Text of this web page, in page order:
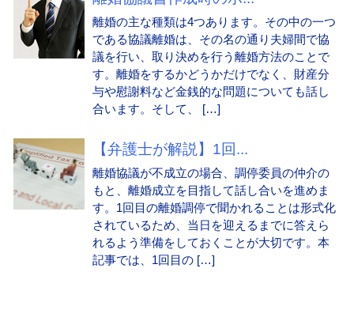
離婚の主な種類は4つあります。その中の一つ
である協議離婚は、その名の通り夫婦間で協
議を行い、取り決めを行う離婚方法のことで
す。離婚をするかどうかだけでなく、財産分
与や慰謝料など金銭的な問題についても話し
合います。そして、 […]
【弁護士が解説】1回...
離婚協議が不成立の場合、調停委員の仲介の
もと、離婚成立を目指して話し合いを進めま
す。1回目の離婚調停で聞かれることは形式化
されているため、当日を迎えるまでに答えら
れるよう準備をしておくことが大切です。本
記事では、1回目の […]